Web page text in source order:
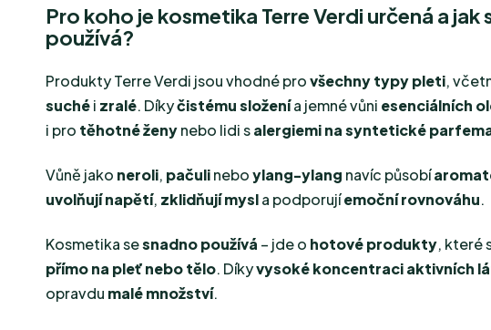
Pro koho je kosmetika Terre Verdi určená a jak
používá?
Produkty Terre Verdi jsou vhodné provšechny typy pleti,
suchéi zralé. Díkyčistému složenía jemné vůni esenciálních
i pro těhotné ženynebo lidi salergiemi na syntetické
Vůně jako neroli, pačulineboylang-ylang navíc působí
uvolňují napětí, zklidňují mysla podporujíemoční rovnováhu.
Kosmetika sesnadno používá – jde o hotové produkty, které
přímo na pleť nebo tělo. Díkyvysoké koncentraci aktivních
opravdu malé množství.